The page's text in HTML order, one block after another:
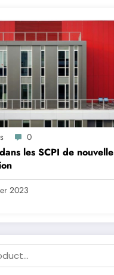
0
les SCPI de nouvelle
2023